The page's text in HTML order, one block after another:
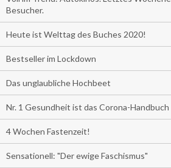
Besucher.
Heute ist Welttag des Buches 2020!
Bestseller im Lockdown
Das unglaubliche Hochbeet
Nr. 1 Gesundheit ist das Corona-Handbuch
4 Wochen Fastenzeit!
Sensationell: "Der ewige Faschismus"